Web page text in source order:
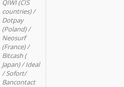
QIWI (CIS
countries) /
Dotpay
(Poland) /
Neosurf
(France) /
Bitcash (
Japan) / Ideal
/ Sofort/
Bancontact